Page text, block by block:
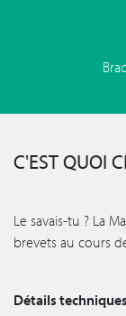
C'EST QUOI
Le savais-tu ? La
brevets au cours
Détails techniques